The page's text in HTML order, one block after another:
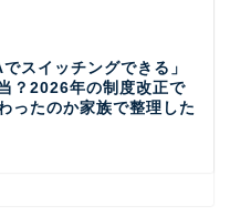
でスイッチングできる」
？2026年の制度改正で
ったのか家族で整理した